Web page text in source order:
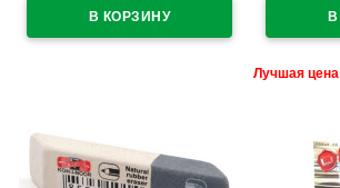
Лучшая цена